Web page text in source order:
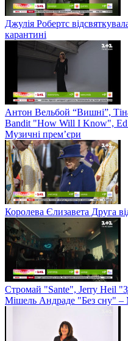
Джулія Робертс
карантині
Антон Вельбой “Вишні”,
Bandit "How Will I Know", Ed
Музичні прем’єри
Королева Єлизавета Друга
Стромай "Sante", Jerry Heil
Мішель Андраде "Без сну" –